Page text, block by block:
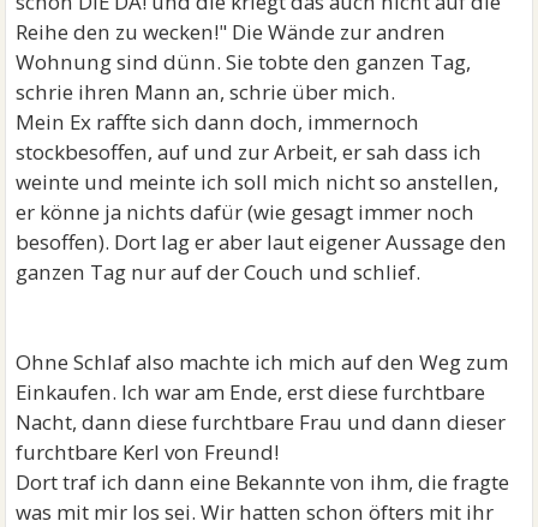
Reihe den zu wecken!" Die Wände zur andren
Wohnung sind dünn. Sie tobte den ganzen Tag,
schrie ihren Mann an, schrie über mich.
Mein Ex raffte sich dann doch, immernoch
stockbesoffen, auf und zur Arbeit, er sah dass ich
weinte und meinte ich soll mich nicht so anstellen,
er könne ja nichts dafür (wie gesagt immer noch
besoffen). Dort lag er aber laut eigener Aussage den
ganzen Tag nur auf der Couch und schlief.
Ohne Schlaf also machte ich mich auf den Weg zum
Einkaufen. Ich war am Ende, erst diese furchtbare
Nacht, dann diese furchtbare Frau und dann dieser
furchtbare Kerl von Freund!
Dort traf ich dann eine Bekannte von ihm, die fragte
was mit mir los sei. Wir hatten schon öfters mit ihr